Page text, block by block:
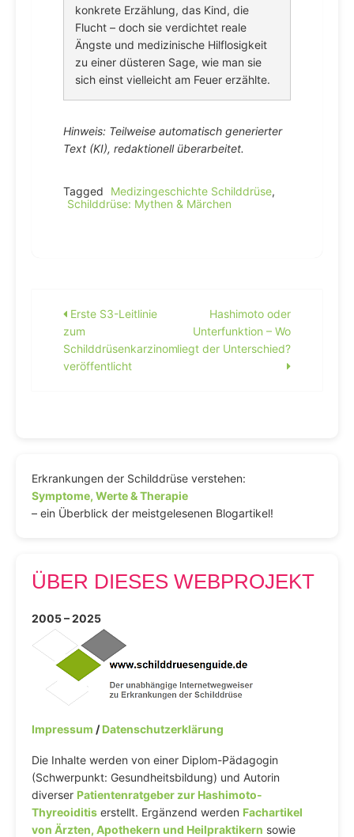
konkrete Erzählung, das Kind, die
Flucht – doch sie verdichtet reale
Ängste und medizinische Hilflosigkeit
zu einer düsteren Sage, wie man sie
sich einst vielleicht am Feuer erzählte.
Hinweis: Teilweise automatisch generierter
Text (KI), redaktionell überarbeitet.
Tagged Medizingeschichte Schilddrüse,
Schilddrüse: Mythen & Märchen
Beitragsnavigation
Erste S3-Leitlinie
zum
Schilddrüsenkarzinom
veröffentlicht
Hashimoto oder
Unterfunktion – Wo
liegt der Unterschied?
Erkrankungen der Schilddrüse verstehen:
Symptome, Werte & Therapie
– ein Überblick der meistgelesenen Blogartikel!
ÜBER DIESES WEBPROJEKT
2005 – 2025
Impressum /Datenschutzerklärung
Die Inhalte werden von einer Diplom-Pädagogin
(Schwerpunkt: Gesundheitsbildung) und Autorin
diverser Patientenratgeber zur Hashimoto-
Thyreoiditis erstellt. Ergänzend werden Fachartikel
von Ärzten, Apothekern und Heilpraktikern sowie